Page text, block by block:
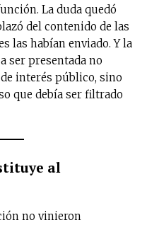
La duda quedó
del contenido de las
las habían enviado. Y la
ser presentada no
interés público, sino
que debía ser filtrado
al
no vinieron